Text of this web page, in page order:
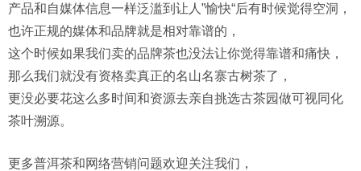
产品和自媒体信息一样泛滥到让人”愉快“后有时候觉得空洞，
也许正规的媒体和品牌就是相对靠谱的，
这个时候如果我们卖的品牌茶也没法让你觉得靠谱和痛快，
那么我们就没有资格卖真正的名山名寨古树茶了，
更没必要花这么多时间和资源去亲自挑选古茶园做可视同化
茶叶溯源。
更多普洱茶和网络营销问题欢迎关注我们，